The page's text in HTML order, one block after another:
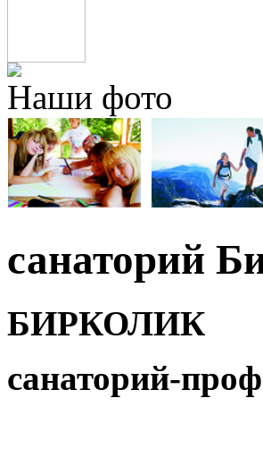
Наши фото
санаторий
БИРКОЛИК
санаторий-